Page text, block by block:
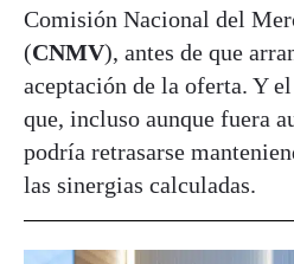
Comisión Nacional del
(CNMV), antes de que
aceptación de la oferta. Y
que, incluso aunque fuera
podría retrasarse
las sinergias calculadas.